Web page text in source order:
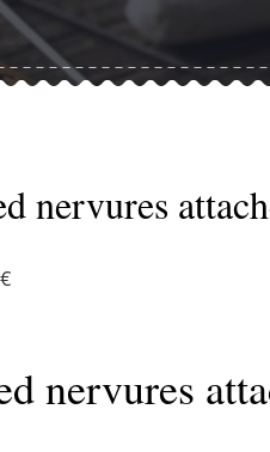
nervures
€
nervures